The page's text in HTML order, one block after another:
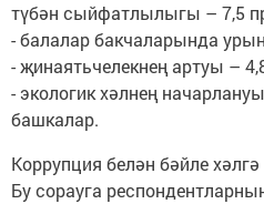
түбән сыйфатлылыгы – 7,5
- балалар бакчаларында
- җинаятьчелекнең артуы –
- экологик хәлнең
башкалар.
Коррупция белән бәйле
Бу сорауга